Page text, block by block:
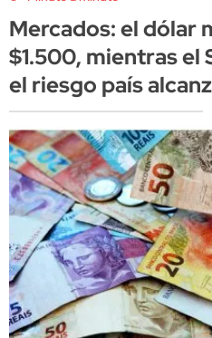
Mercados: el dólar
$1.500, mientras el
el riesgo país